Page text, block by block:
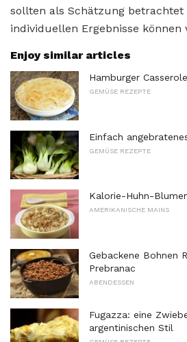
sollten als Schätzung betrachtet
individuellen Ergebnisse können
Enjoy similar articles
Hamburger
GEMÜSE REZEPTE
Einfach
GEMÜSE REZEPTE
Kalorie-Huhn-
AMERIKANISCHE MAINS
Gebackene Bohnen
Prebranac
ABENDESSEN
Fugazza: eine
argentinischen Stil